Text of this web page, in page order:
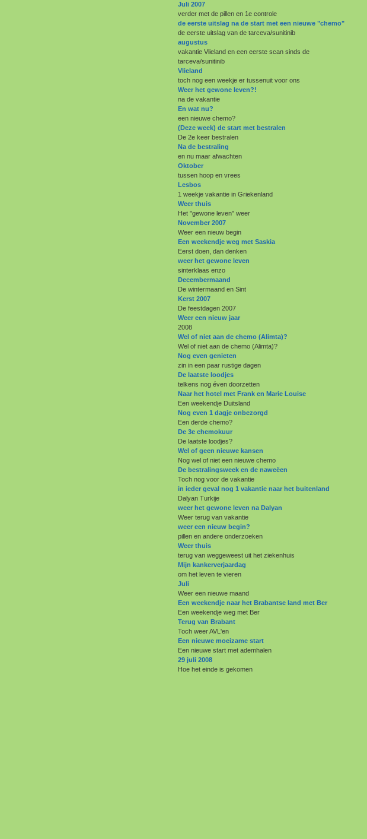
Juli 2007
verder met de pillen en 1e controle
de eerste uitslag na de start met een nieuwe "chemo"
de eerste uitslag van de tarceva/sunitinib
augustus
vakantie Vlieland en een eerste scan sinds de
tarceva/sunitinib
Vlieland
toch nog een weekje er tussenuit voor ons
Weer het gewone leven?!
na de vakantie
En wat nu?
een nieuwe chemo?
(Deze week) de start met bestralen
De 2e keer bestralen
Na de bestraling
en nu maar afwachten
Oktober
tussen hoop en vrees
Lesbos
1 weekje vakantie in Griekenland
Weer thuis
Het "gewone leven" weer
November 2007
Weer een nieuw begin
Een weekendje weg met Saskia
Eerst doen, dan denken
weer het gewone leven
sinterklaas enzo
Decembermaand
De wintermaand en Sint
Kerst 2007
De feestdagen 2007
Weer een nieuw jaar
2008
Wel of niet aan de chemo (Alimta)?
Wel of niet aan de chemo (Alimta)?
Nog even genieten
zin in een paar rustige dagen
De laatste loodjes
telkens nog éven doorzetten
Naar het hotel met Frank en Marie Louise
Een weekendje Duitsland
Nog even 1 dagje onbezorgd
Een derde chemo?
De 3e chemokuur
De laatste loodjes?
Wel of geen nieuwe kansen
Nog wel of niet een nieuwe chemo
De bestralingsweek en de naweëen
Toch nog voor de vakantie
in ieder geval nog 1 vakantie naar het buitenland
Dalyan Turkije
weer het gewone leven na Dalyan
Weer terug van vakantie
weer een nieuw begin?
pillen en andere onderzoeken
Weer thuis
terug van weggeweest uit het ziekenhuis
Mijn kankerverjaardag
om het leven te vieren
Juli
Weer een nieuwe maand
Een weekendje naar het Brabantse land met Ber
Een weekendje weg met Ber
Terug van Brabant
Toch weer AVL'en
Een nieuwe moeizame start
Een nieuwe start met ademhalen
29 juli 2008
Hoe het einde is gekomen